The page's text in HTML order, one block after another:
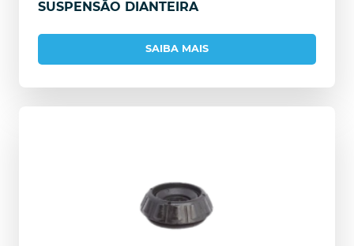
SUSPENSÃO DIANTEIRA
SAIBA MAIS